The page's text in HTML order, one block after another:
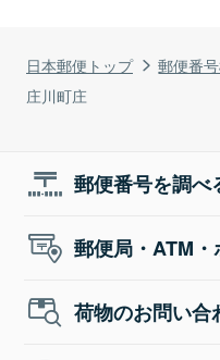
日本郵便トップ 郵便番
庄川町庄
郵便番号を調べ
郵便局・ATM
荷物のお問い合